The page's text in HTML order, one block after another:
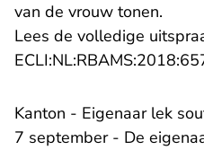
van de vrouw tonen.
Lees de volledige
Kanton - Eigenaar lek
7 september - De